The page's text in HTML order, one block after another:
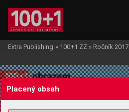
Extra Publishing » 100+1 ZZ » Ročník 2017
Placený obsah